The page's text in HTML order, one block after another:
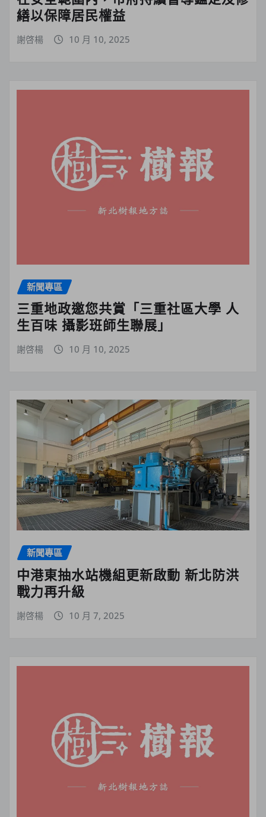
繕以保障居民權益
謝啓楊 10 月 10, 2025
新聞專區
三重地政邀您共賞「三重社區大學 人
生百味 攝影班師生聯展」
謝啓楊 10 月 10, 2025
新聞專區
中港東抽水站機組更新啟動 新北防洪
戰力再升級
謝啓楊 10 月 7, 2025